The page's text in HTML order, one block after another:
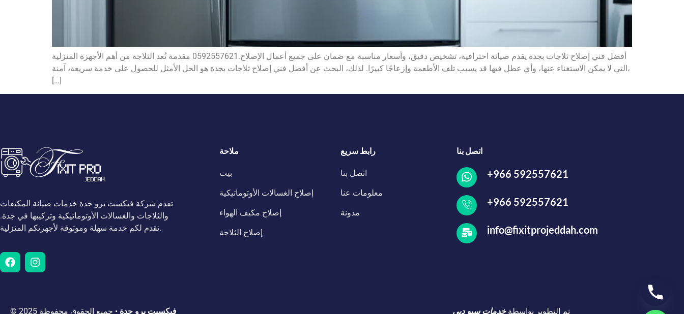
أفضل فني إصلاح ثلاجات بجدة يقدم صيانة احترافية، تشخيص دقيق، وأسعار مناسبة مع ضمان على جميع أعمال الإصلاح.0592557621 مقدمة تُعد الثلاجة من أهم الأجهزة المنزلية
التي لا يمكن الاستغناء عنها، وأي عطل فيها قد يسبب تلف الأطعمة وإزعاجًا كبيرًا. لذلك، البحث عن أفضل فني إصلاح ثلاجات بجدة هو الحل الأمثل للحصول على خدمة سريعة، آمنة،
[…]
تقدم شركة فيكست برو جدة خدمات صيانة المكيفات
والثلاجات والغسالات الأوتوماتيكية وتركيبها في جدة.
نقدم لكم خدمة سهلة وموثوقة لأجهزتكم المنزلية.
ملاحة
بيت
إصلاح الغسالات الأوتوماتيكية
إصلاح مكيف الهواء
إصلاح الثلاجة
رابط سريع
اتصل بنا
معلومات عنا
مدونة
اتصل بنا
+966 592557621
+966 592557621
info@fixitprojeddah.com
© 2025 فيكسيت برو جدة • جميع الحقوق محفوظة تم التطوير بواسطة خدمات سيو دبي